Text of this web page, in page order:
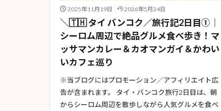
2025年11月19日 2026年5月24日
＼🇹🇭 タイ バンコク／旅行記2日目①｜
シーロム周辺で絶品グルメ食べ歩き！マ
ッサマンカレー＆カオマンガイ＆かわい
いカフェ巡り
※当ブログにはプロモーション／アフィリエイト広
告が含まれます。 タイ・バンコク旅行2日目は、朝
からシーロム周辺を散歩しながら人気グルメを食べ